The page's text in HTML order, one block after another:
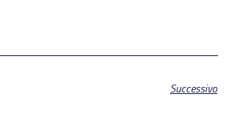
Successivo